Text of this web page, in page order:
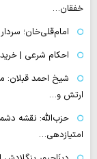
خفقان…
امام‌قلی‌خان؛
احکام شرعی |
شیخ احمد قبلان:
ارتش و…
حزب‌الله: نقشه
امتیازدهی…